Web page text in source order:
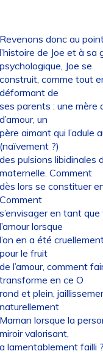
donc au
de Joe et à sa
Joe se
comme tout
de
parents : une
un
aimant qui l’adule
?)
pulsions libidinales
Comment
lors se constituer
en tant
lorsque
en a été
le fruit
l’amour, comment
en ce O
et plein,
lorsque la
valorisant,
lamentablement failli ?